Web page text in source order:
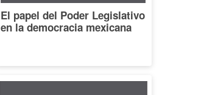
El papel del Poder Legislativo
en la democracia mexicana